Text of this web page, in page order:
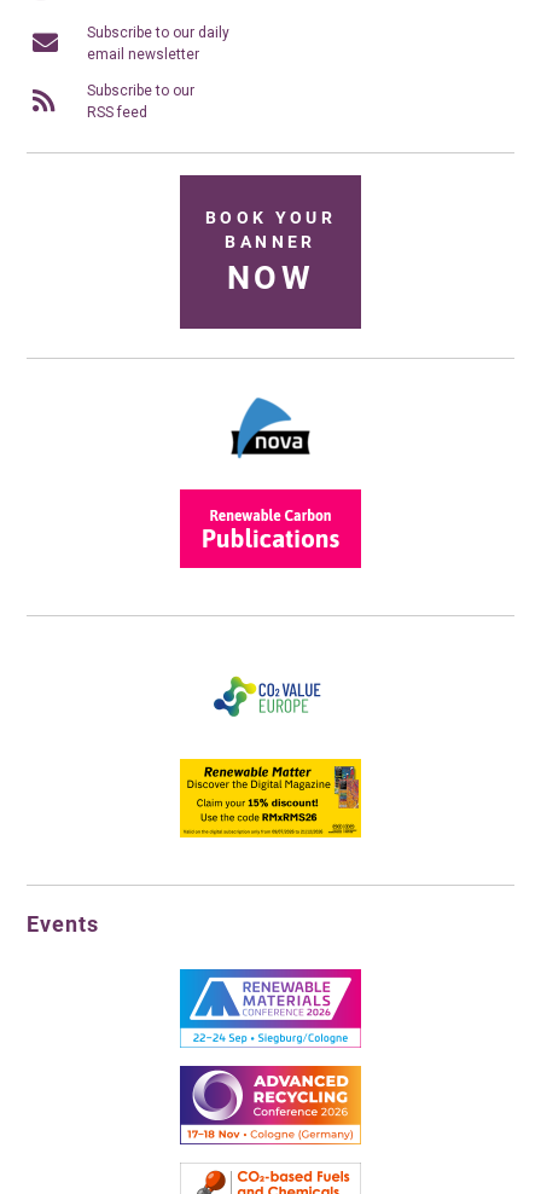
Subscribe to our daily
email newsletter
Subscribe to our
RSS feed
BOOK YOUR
BANNER
NOW
Events